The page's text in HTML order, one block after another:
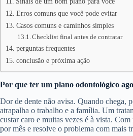
Erros comuns que você pode evitar
Casos comuns e caminhos simples
Checklist final antes de contratar
perguntas frequentes
conclusão e próxima ação
Por que ter um plano odontológico
Dor de dente não avisa. Quando chega,
atrapalha o trabalho e a família. Um
custar caro e muitas vezes é à vista.
por mês e resolve o problema com mais